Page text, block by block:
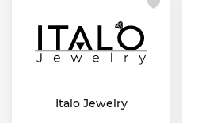
Italo Jewelry